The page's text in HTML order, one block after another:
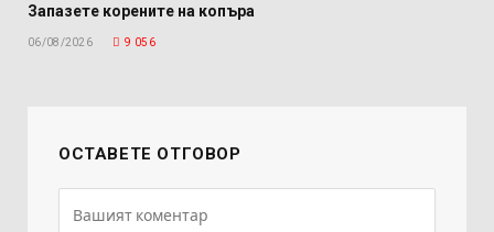
Запазете корените на копъра
06/08/2026 9 056
ОСТАВЕТЕ ОТГОВОР